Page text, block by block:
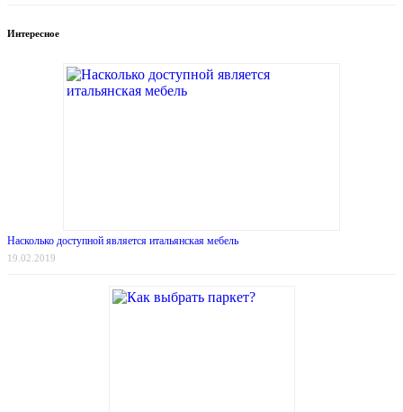
Интересное
Насколько доступной является итальянская мебель
19.02.2019